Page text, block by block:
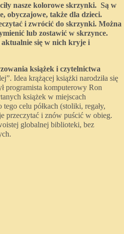
nasze kolorowe skrzynki. Są w
obyczajowe, także dla dzieci.
i zwrócić do skrzynki. Można
lub zostawić w skrzynce.
się w nich kryje i
książek i czytelnictwa
Idea krążącej książki narodziła się
programista komputerowy Ron
książek w miejscach
celu półkach (stoliki, regały,
przeczytać i znów puścić w obieg.
globalnej biblioteki, bez